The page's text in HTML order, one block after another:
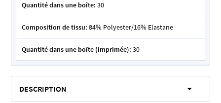
Quantité dans une boîte: 30
Composition de tissu: 84% Polyester/16% Elastane
Quantité dans une boîte (imprimée): 30
DESCRIPTION